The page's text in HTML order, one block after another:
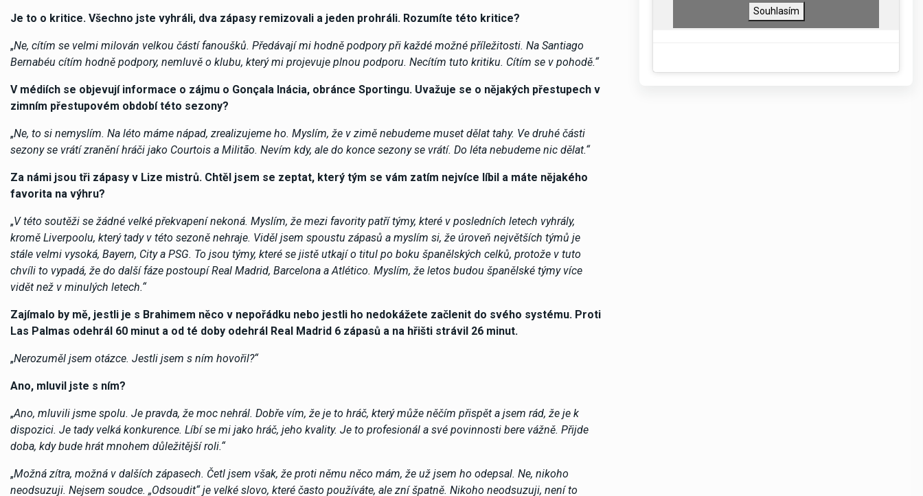
Je to o kritice. Všechno jste vyhráli, dva zápasy remizovali a jeden prohráli. Rozumíte této kritice?
„Ne, cítím se velmi milován velkou částí fanoušků. Předávají mi hodně podpory při každé možné příležitosti. Na Santiago
Bernabéu cítím hodně podpory, nemluvě o klubu, který mi projevuje plnou podporu. Necítím tuto kritiku. Cítím se v pohodě.“
V médiích se objevují informace o zájmu o Gonçala Inácia, obránce Sportingu. Uvažuje se o nějakých přestupech v
zimním přestupovém období této sezony?
„Ne, to si nemyslím. Na léto máme nápad, zrealizujeme ho. Myslím, že v zimě nebudeme muset dělat tahy. Ve druhé části
sezony se vrátí zranění hráči jako Courtois a Militão. Nevím kdy, ale do konce sezony se vrátí. Do léta nebudeme nic dělat.“
Za námi jsou tři zápasy v Lize mistrů. Chtěl jsem se zeptat, který tým se vám zatím nejvíce líbil a máte nějakého
favorita na výhru?
„V této soutěži se žádné velké překvapení nekoná. Myslím, že mezi favority patří týmy, které v posledních letech vyhrály,
kromě Liverpoolu, který tady v této sezoně nehraje. Viděl jsem spoustu zápasů a myslím si, že úroveň největších týmů je
stále velmi vysoká, Bayern, City a PSG. To jsou týmy, které se jistě utkají o titul po boku španělských celků, protože v tuto
chvíli to vypadá, že do další fáze postoupí Real Madrid, Barcelona a Atlético. Myslím, že letos budou španělské týmy více
vidět než v minulých letech.“
Zajímalo by mě, jestli je s Brahimem něco v nepořádku nebo jestli ho nedokážete začlenit do svého systému. Proti
Las Palmas odehrál 60 minut a od té doby odehrál Real Madrid 6 zápasů a na hřišti strávil 26 minut.
„Nerozuměl jsem otázce. Jestli jsem s ním hovořil?“
Ano, mluvil jste s ním?
„Ano, mluvili jsme spolu. Je pravda, že moc nehrál. Dobře vím, že je to hráč, který může něčím přispět a jsem rád, že je k
dispozici. Je tady velká konkurence. Líbí se mi jako hráč, jeho kvality. Je to profesionál a své povinnosti bere vážně. Přijde
doba, kdy bude hrát mnohem důležitější roli.“
„Možná zítra, možná v dalších zápasech. Četl jsem však, že proti němu něco mám, že už jsem ho odepsal. Ne, nikoho
neodsuzuji. Nejsem soudce. „Odsoudit“ je velké slovo, které často používáte, ale zní špatně. Nikoho neodsuzuji, není to
Souhlasím